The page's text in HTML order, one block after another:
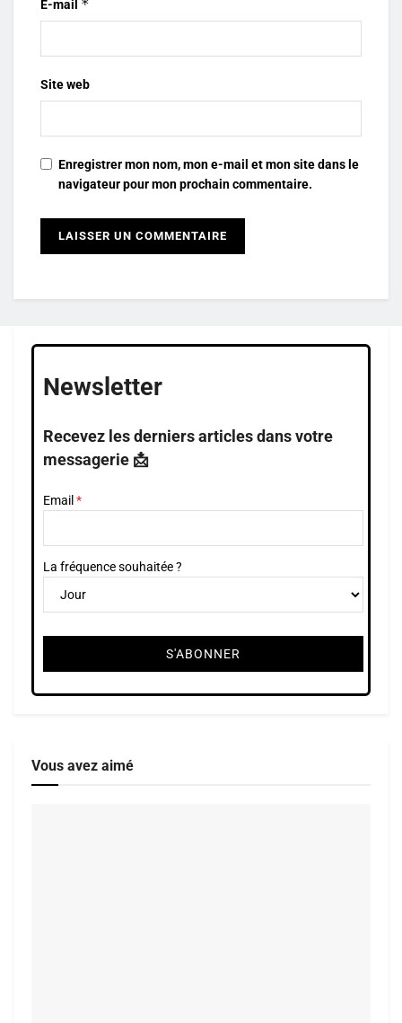
E-mail *
Site web
Enregistrer mon nom, mon e-mail et mon site dans le
navigateur pour mon prochain commentaire.
Newsletter
Recevez les derniers articles dans votre
messagerie 📩
Email
La fréquence souhaitée ?
Vous avez aimé